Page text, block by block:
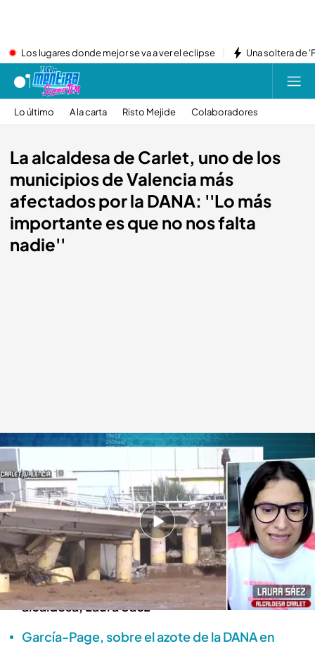
Los lugares donde mejor se va a ver el eclipse Una soltera de
Lo último A la carta Risto Mejide Colaboradores
La alcaldesa de Carlet, uno de los
municipios de Valencia más
afectados por la DANA: ''Lo más
importante es que no nos falta
nadie''
Conectamos en directo con la alcaldesa
Todo es mentira
31 OCT 2024 - 16:24h.
Carlet es uno de los municipios que más daños
materiales ha sufrido en Valencia tras la DANA
El programa contacta en directo con su
alcaldesa, Laura Sáez
García-Page, sobre el azote de la DANA en